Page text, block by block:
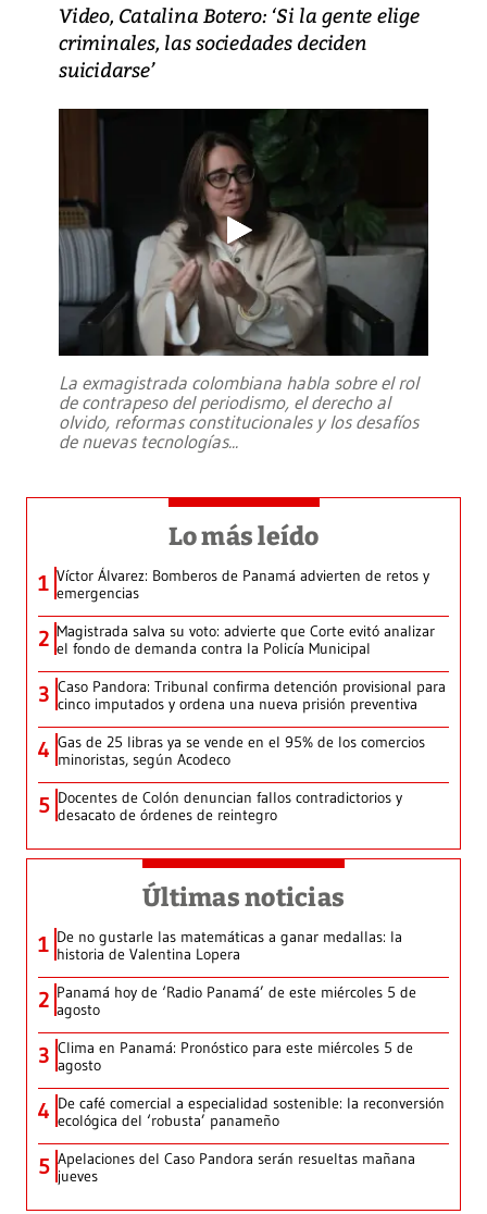
Video, Catalina Botero: ‘Si la gente elige
criminales, las sociedades deciden
suicidarse’
La exmagistrada colombiana habla sobre el rol
de contrapeso del periodismo, el derecho al
olvido, reformas constitucionales y los desafíos
de nuevas tecnologías...
Lo más leído
1 Víctor Álvarez: Bomberos de Panamá advierten de retos y
emergencias
2 Magistrada salva su voto: advierte que Corte evitó analizar
el fondo de demanda contra la Policía Municipal
3 Caso Pandora: Tribunal confirma detención provisional para
cinco imputados y ordena una nueva prisión preventiva
4 Gas de 25 libras ya se vende en el 95% de los comercios
minoristas, según Acodeco
5 Docentes de Colón denuncian fallos contradictorios y
desacato de órdenes de reintegro
Últimas noticias
1 De no gustarle las matemáticas a ganar medallas: la
historia de Valentina Lopera
2 Panamá hoy de ‘Radio Panamá’ de este miércoles 5 de
agosto
3 Clima en Panamá: Pronóstico para este miércoles 5 de
agosto
4 De café comercial a especialidad sostenible: la reconversión
ecológica del ‘robusta’ panameño
5 Apelaciones del Caso Pandora serán resueltas mañana
jueves